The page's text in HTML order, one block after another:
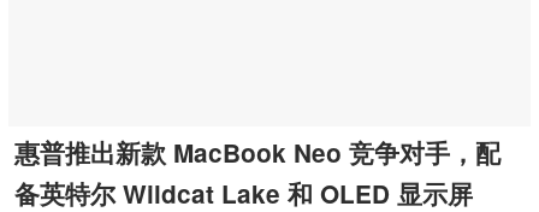
惠普推出新款 MacBook Neo 竞争对手，配
备英特尔 Wildcat Lake 和 OLED 显示屏